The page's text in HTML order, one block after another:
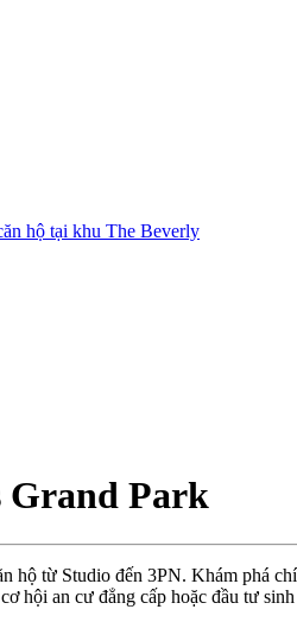
hộ tại khu The Beverly
Grand Park
từ Studio đến 3PN. Khám phá
hội an cư đẳng cấp hoặc đầu tư